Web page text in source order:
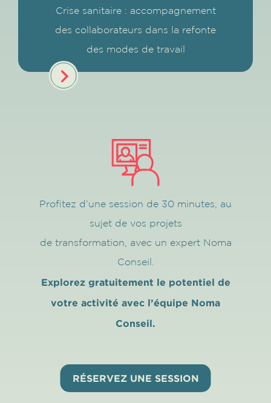
Crise sanitaire : accompagnement
des collaborateurs dans la refonte
des modes de travail
Profitez d’une session de 30 minutes, au
sujet de vos projets
de transformation, avec un expert Noma
Conseil.
Explorez gratuitement le potentiel de
votre activité avec l’équipe Noma
Conseil.
RÉSERVEZ UNE SESSION